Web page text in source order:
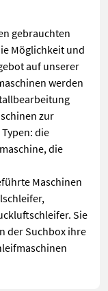
gebrauchten
Möglichkeit und
auf unserer
werden
zur
die
die
Maschinen
Sie
der Suchbox ihre